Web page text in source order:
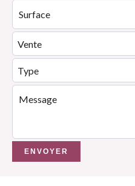
Vente
Type
ENVOYER